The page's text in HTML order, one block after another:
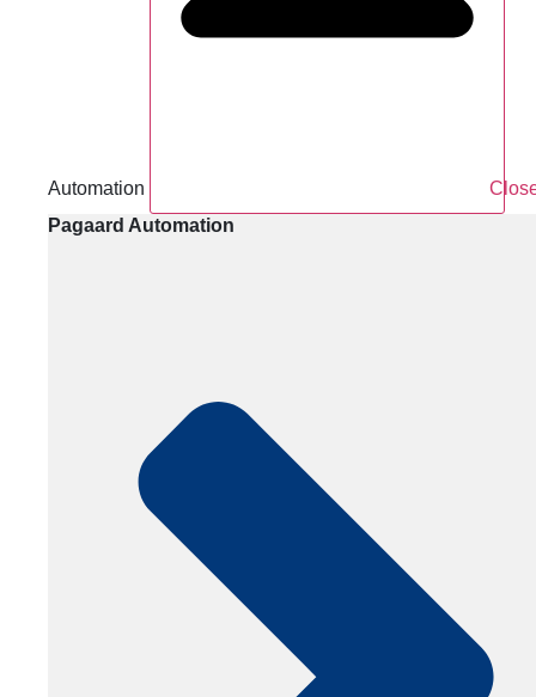
Automation
Pagaard Automation